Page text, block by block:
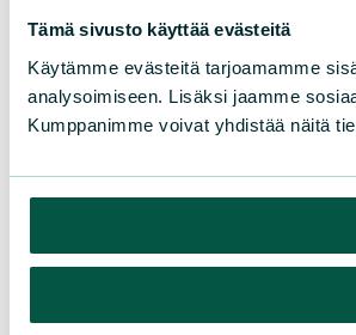
Tämä sivusto käyttää evästeitä
Käytämme evästeitä tarjoamamme
analysoimiseen. Lisäksi jaamme
Kumppanimme voivat yhdistää näitä